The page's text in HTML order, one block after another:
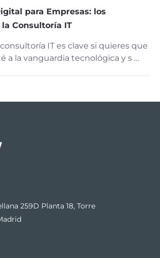
para Empresas: los
Consultoría IT
IT es clave si quieres que
a la vanguardia tecnológica y s …
259D Planta 18, Torre